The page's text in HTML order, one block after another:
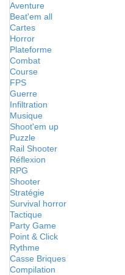
Aventure
Beat'em all
Cartes
Horror
Plateforme
Combat
Course
FPS
Guerre
Infiltration
Musique
Shoot'em up
Puzzle
Rail Shooter
Réflexion
RPG
Shooter
Stratégie
Survival horror
Tactique
Party Game
Point & Click
Rythme
Casse Briques
Compilation